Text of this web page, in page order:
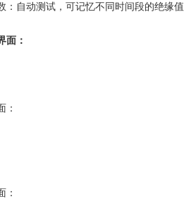
：自动测试，可记忆不同时间段的绝缘值
面：
：
：